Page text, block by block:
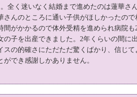
全く迷いなく結婚まで進めたのは蓮華さ
さんのところに通い子供がほしかったので
間がかかるので体外受精を進められ病院も
子を出産できました。2年くらいの間に
の的確さにただただ驚くばかり、信じて
でき感謝しかありません。